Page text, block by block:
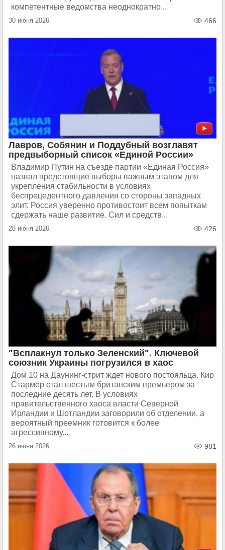
компетентные ведомства неоднократно...
30 июня 2026 466
Лавров, Собянин и Поддубный возглавят
предвыборный список «Единой России»
Владимир Путин на съезде партии «Единая Россия»
назвал предстоящие выборы важным этапом для
укрепления стабильности в условиях
беспрецедентного давления со стороны западных
элит. Россия уверенно противостоит всем попыткам
сдержать наше развитие. Сил и средств...
28 июня 2026 426
"Всплакнул только Зеленский". Ключевой
союзник Украины погрузился в хаос
Дом 10 на Даунинг-стрит ждет нового постояльца. Кир
Стармер стал шестым британским премьером за
последние десять лет. В условиях
правительственного хаоса власти Северной
Ирландии и Шотландии заговорили об отделении, а
вероятный преемник готовится к более
агрессивному...
26 июня 2026 981